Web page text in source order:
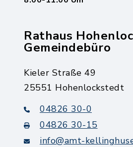
Rathaus
Gemeindebüro
Kieler Straße 49
25551 Hohenlockstedt
04826 30-0
04826 30-15
info@amt-